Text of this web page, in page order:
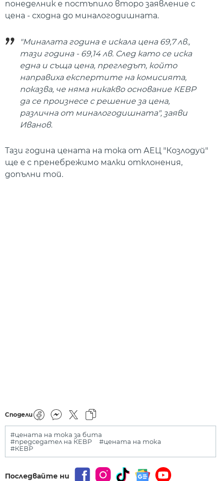
понеделник е постъпило второ заявление с
цена - сходна до миналогодишната.
"Миналата година е искала цена 69,7 лв.,
тази година - 69,14 лв. След като се иска
една и съща цена, прегледът, който
направиха експертите на комисията,
показва, че няма никакво основание КЕВР
да се произнесе с решение за цена,
различна от миналогодишната", заяви
Иванов.
Тази година цената на тока от АЕЦ "Козлодуй"
ще е с пренебрежимо малки отклонения,
допълни той.
Сподели
#цената на тока за бита
#председател на КЕВР
#цената на тока
#КЕВР
Последвайте ни